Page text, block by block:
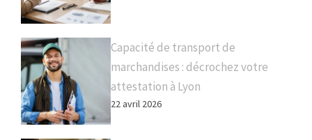
Capacité de transport de
marchandises : décrochez votre
attestation à Lyon
22 avril 2026